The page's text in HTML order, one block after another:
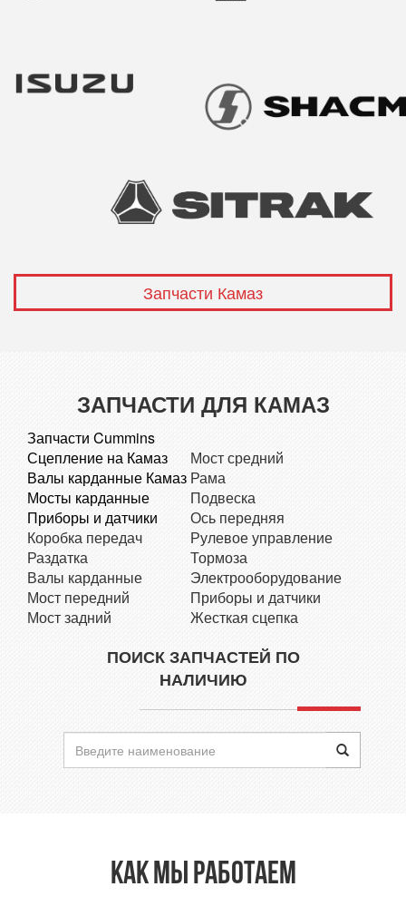
Запчасти Камаз
ЗАПЧАСТИ ДЛЯ КАМАЗ
Запчасти Cummins
Сцепление на Камаз
Валы карданные Камаз
Мосты карданные
Приборы и датчики
Коробка передач
Раздатка
Валы карданные
Мост передний
Мост задний
Мост средний
Рама
Подвеска
Ось передняя
Рулевое управление
Тормоза
Электрооборудование
Приборы и датчики
Жесткая сцепка
ПОИСК ЗАПЧАСТЕЙ ПО
НАЛИЧИЮ
Как мы работаем